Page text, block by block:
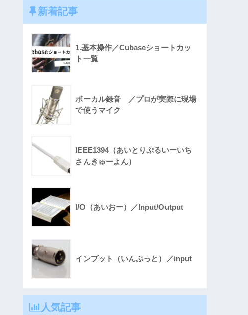
新着記事
1.基本操作／Cubaseショートカッ
ト一覧
ボーカル録音 ／プロが実際に現場
で使うマイク
IEEE1394（あいとりぷるいーいち
さんきゅーよん）
I/O（あいおー）／Input/Output
インプット（いんぷっと）／input
人気記事